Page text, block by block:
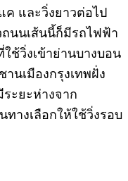
ค และวิ่งยาวต่อไป
นนเส้นนี้ก็มีรถไฟฟ้า
ช้วิ่งเข้าย่านบางบอน
นเมืองกรุงเทพฝั่ง
ะยะห่างจาก
ทางเลือกให้ใช้วิ่งรอบ